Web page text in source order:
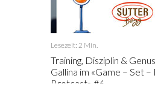
Lesezeit: 2 Min.
Training, Disziplin &
Gallina im «Game – Set
Brotcast» #6